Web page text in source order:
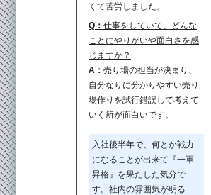
くて苦労しました。
Q： 仕事をしていて、どんな
ことにやりがいや面白さを感
じますか？
A： 売り場の担当が決まり、
自分なりに分かりやすい売り
場作りを試行錯誤して考えて
いく所が面白いです。
入社後半年で、何とか戦力
になることが出来て『一軍
昇格』を果たした気分で
す。社内の雰囲気が明る